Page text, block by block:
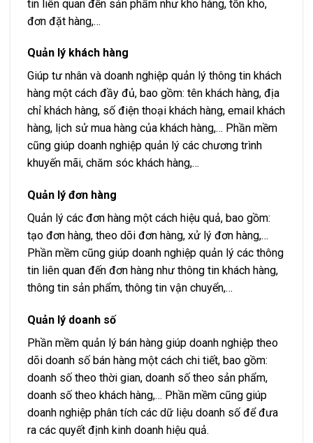
tin liên quan đến sản phẩm như kho hàng, tồn kho,
đơn đặt hàng,…
Quản lý khách hàng
Giúp tư nhân và doanh nghiệp quản lý thông tin khách
hàng một cách đầy đủ, bao gồm: tên khách hàng, địa
chỉ khách hàng, số điện thoại khách hàng, email khách
hàng, lịch sử mua hàng của khách hàng,… Phần mềm
cũng giúp doanh nghiệp quản lý các chương trình
khuyến mãi, chăm sóc khách hàng,…
Quản lý đơn hàng
Quản lý các đơn hàng một cách hiệu quả, bao gồm:
tạo đơn hàng, theo dõi đơn hàng, xử lý đơn hàng,…
Phần mềm cũng giúp doanh nghiệp quản lý các thông
tin liên quan đến đơn hàng như thông tin khách hàng,
thông tin sản phẩm, thông tin vận chuyển,…
Quản lý doanh số
Phần mềm quản lý bán hàng giúp doanh nghiệp theo
dõi doanh số bán hàng một cách chi tiết, bao gồm:
doanh số theo thời gian, doanh số theo sản phẩm,
doanh số theo khách hàng,… Phần mềm cũng giúp
doanh nghiệp phân tích các dữ liệu doanh số để đưa
ra các quyết định kinh doanh hiệu quả.